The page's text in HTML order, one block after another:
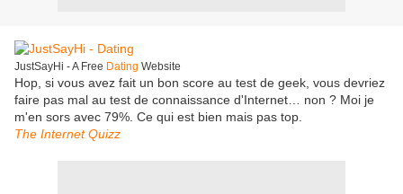
JustSayHi - A Free Dating Website
Hop, si vous avez fait un bon score au test de geek, vous devriez
faire pas mal au test de connaissance d'Internet… non ? Moi je
m'en sors avec 79%. Ce qui est bien mais pas top.
The Internet Quizz